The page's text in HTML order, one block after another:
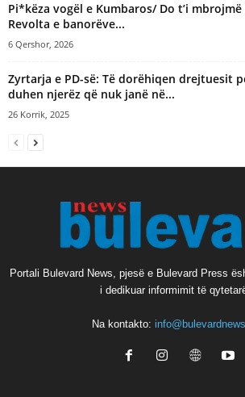
Pi*këza vogël e Kumbaros/ Do t’i
Revolta e banorëve...
6 Qershor, 2026
Zyrtarja e PD-së: Të dorëhiqen drejtuesit
duhen njerëz që nuk janë në...
26 Korrik, 2025
Portali Bulevard News, pjesë e Bulevard Press
i dedikuar informimit të
Na kontakto: